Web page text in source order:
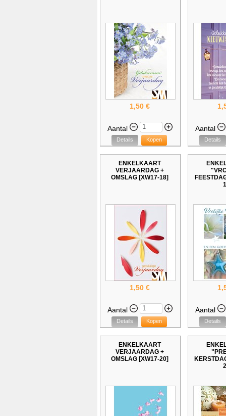
1,50 €
Aantal
Details Kopen
Aantal
Details
ENKELKAART
VERJAARDAG +
OMSLAG [XW17-18]
1,50 €
Aantal
Details Kopen
Aantal
Details
ENKELKAART
VERJAARDAG +
OMSLAG [XW17-20]